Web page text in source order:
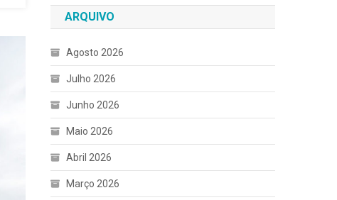
ARQUIVO
Agosto 2026
Julho 2026
Junho 2026
Maio 2026
Abril 2026
Março 2026